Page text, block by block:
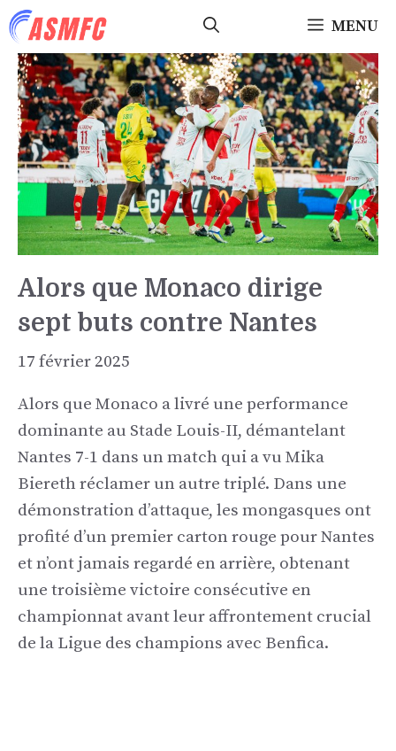
Aller
au
contenu
MENU
Alors que Monaco dirige
sept buts contre Nantes
17 février 2025
Alors que Monaco a livré une performance
dominante au Stade Louis-II, démantelant
Nantes 7-1 dans un match qui a vu Mika
Biereth réclamer un autre triplé. Dans une
démonstration d’attaque, les mongasques ont
profité d’un premier carton rouge pour Nantes
et n’ont jamais regardé en arrière, obtenant
une troisième victoire consécutive en
championnat avant leur affrontement crucial
de la Ligue des champions avec Benfica.